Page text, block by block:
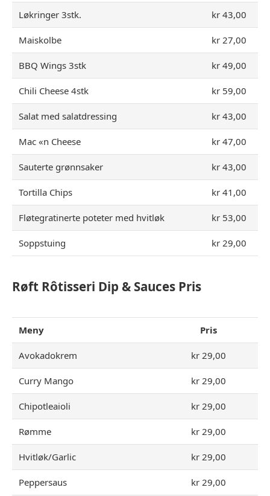
Løkringer 3stk. kr 43,00
Maiskolbe kr 27,00
BBQ Wings 3stk kr 49,00
Chili Cheese 4stk kr 59,00
Salat med salatdressing kr 43,00
Mac «n Cheese kr 47,00
Sauterte grønnsaker kr 43,00
Tortilla Chips kr 41,00
Fløtegratinerte poteter med hvitløk kr 53,00
Soppstuing kr 29,00
Røft Rôtisseri Dip & Sauces Pris
Meny Pris
Avokadokrem kr 29,00
Curry Mango kr 29,00
Chipotleaioli kr 29,00
Rømme kr 29,00
Hvitløk/Garlic kr 29,00
Peppersaus kr 29,00